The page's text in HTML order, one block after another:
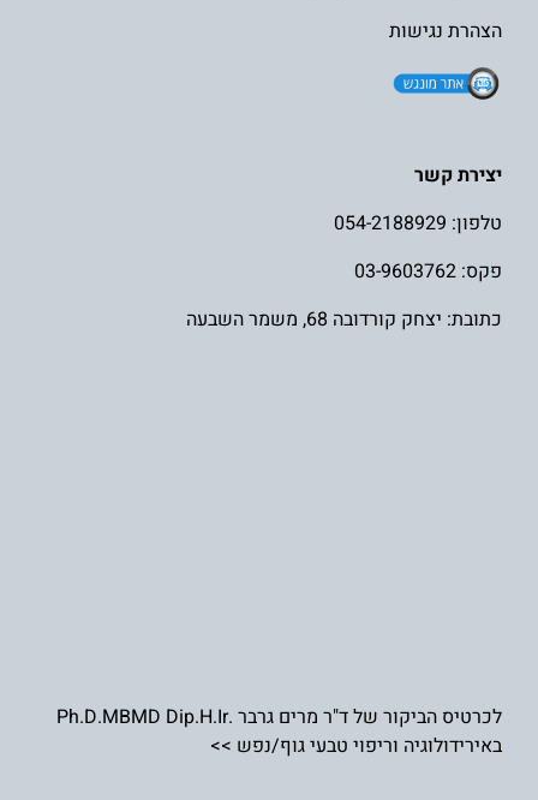
הצהרת נגישות
יצירת קשר
טלפון: 054-2188929
פקס: 03-9603762
כתובת: יצחק קורדובה 68, משמר השבעה
לכרטיס הביקור של ד"ר מרים גרבר .Ph.D.MBMD Dip.H.Ir
באירידולוגיה וריפוי טבעי גוף/נפש >>